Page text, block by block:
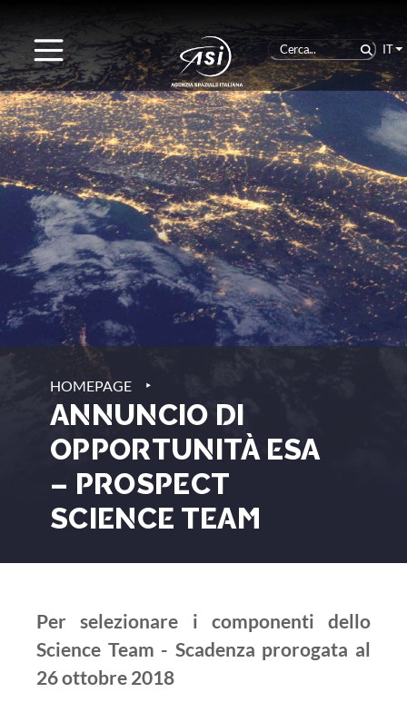
IT
HOMEPAGE ‣
ANNUNCIO DI
OPPORTUNITÀ ESA
– PROSPECT
SCIENCE TEAM
Per selezionare i componenti dello
Science Team - Scadenza prorogata al
26 ottobre 2018